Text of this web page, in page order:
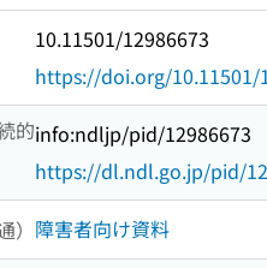
10.11501/12986673
https://doi.org/10.11501/
的info:ndljp/pid/12986673
https://dl.ndl.go.jp/pid/
障害者向け資料